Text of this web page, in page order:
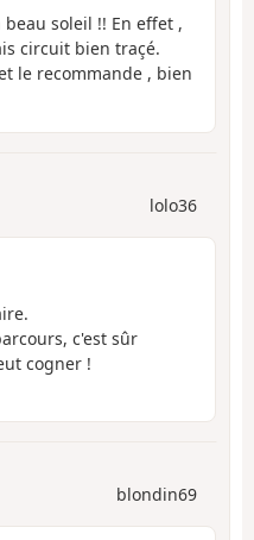
soleil !! En effet ,
circuit bien traçé.
le recommande , bien
lolo36
c'est sûr
cogner !
blondin69